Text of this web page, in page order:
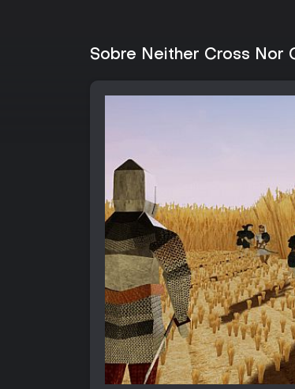
Sobre Neither Cross Nor